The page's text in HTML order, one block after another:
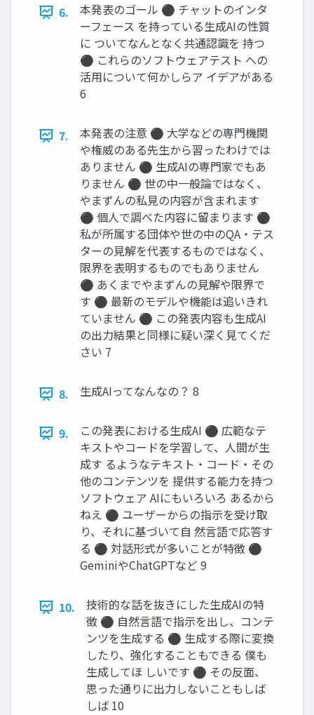
6.
本発表のゴール ⚫ チャットのインタ
ーフェース を持っている生成AIの性質
に ついてなんとなく共通認識を 持つ
⚫ これらのソフトウェアテスト への
活用について何かしらア イデアがある
6
7.
本発表の注意 ⚫ 大学などの専門機関
や権威のある先生から習ったわけでは
ありません ⚫ 生成AIの専門家でもあ
りません ⚫ 世の中一般論ではなく、
やまずんの私見の内容が含まれます
⚫ 個人で調べた内容に留まります ⚫
私が所属する団体や世の中のQA・テス
ターの見解を代表するものではなく、
限界を表明するものでもありません
⚫ あくまでやまずんの見解や限界で
す ⚫ 最新のモデルや機能は追いきれ
ていません ⚫ この発表内容も生成AI
の出力結果と同様に疑い深く見てくだ
さい 7
8. 生成AIってなんなの？ 8
9.
この発表における生成AI ⚫ 広範なテ
キストやコードを学習して、人間が生
成す るようなテキスト・コード・その
他のコンテンツを 提供する能力を持つ
ソフトウェア AIにもいろいろ あるから
ねえ ⚫ ユーザーからの指示を受け取
り、それに基づいて自 然言語で応答す
る ⚫ 対話形式が多いことが特徴 ⚫
GeminiやChatGPTなど 9
10.
技術的な話を抜きにした生成AIの特
徴 ⚫ 自然言語で指示を出し、コンテ
ンツを生成する ⚫ 生成する際に変換
したり、強化することもできる 僕も
生成してほ しいです ⚫ その反面、
思った通りに出力しないこともしば
しば 10